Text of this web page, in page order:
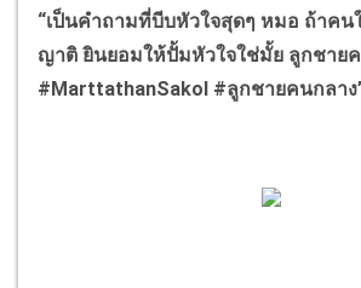
“เป็นคำถามที่บีบหัวใจสุดๆ หมอ ถ้าคน
ญาติ ยินยอมให้ปั้มหัวใจใช่มั้ย ลูกชาย
#MarttathanSakol #ลูกชายคนกลาง